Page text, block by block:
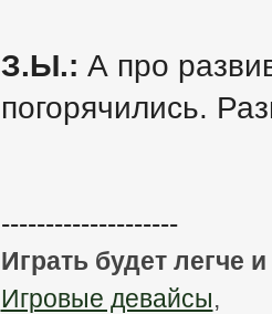
З.Ы.: А про
погорячились.
--------------------
Играть будет легче
Игровые девайсы,